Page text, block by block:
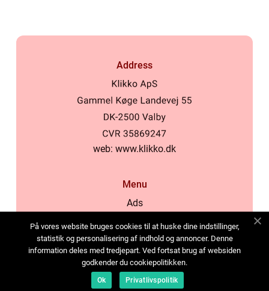
Address
web: www.klikko.dk
Menu
Ads
Cookies
Contact
Sitemap
På vores website bruges cookies til at huske dine indstillinger,
statistik og personalisering af indhold og annoncer. Denne
information deles med tredjepart. Ved fortsat brug af websiden
godkender du cookiepolitikken.
Ok Privatlivspolitik